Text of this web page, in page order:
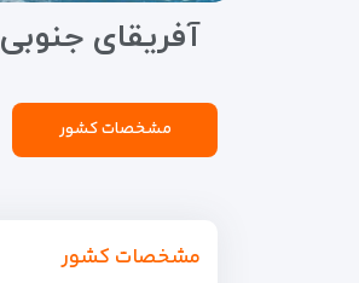
آفریقای جنوبی
مشخصات کشور
مشخصات کشور